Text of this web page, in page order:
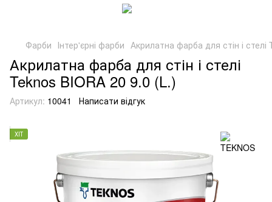
Фарби Інтер'єрні фарби Акрилатна фарба для стін і
Акрилатна фарба для стін і стелі
Teknos BIORA 20 9.0 (L.)
Артикул: 10041 Написати відгук
ХІТ